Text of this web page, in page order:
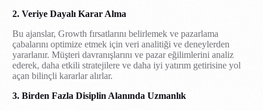
2. Veriye Dayalı Karar Alma
Bu ajanslar, Growth fırsatlarını belirlemek ve pazarlama
çabalarını optimize etmek için veri analitiği ve deneylerden
yararlanır. Müşteri davranışlarını ve pazar eğilimlerini analiz
ederek, daha etkili stratejilere ve daha iyi yatırım getirisine yol
açan bilinçli kararlar alırlar.
3. Birden Fazla Disiplin Alanında Uzmanlık